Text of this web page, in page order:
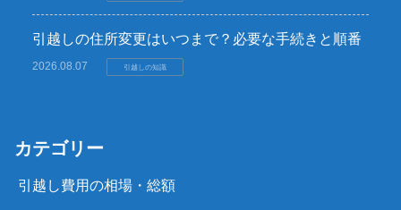
引越しの住所変更はいつまで？必要な手続きと順番
2026.08.07 引越しの知識
カテゴリー
引越し費用の相場・総額